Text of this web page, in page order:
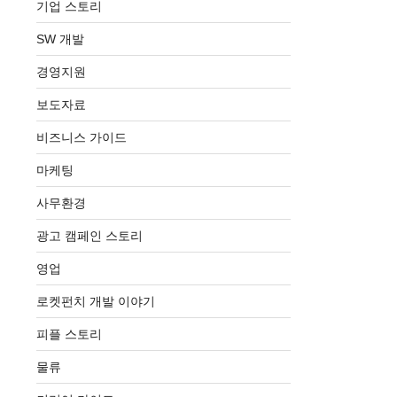
기업 스토리
SW 개발
경영지원
보도자료
비즈니스 가이드
마케팅
사무환경
광고 캠페인 스토리
영업
로켓펀치 개발 이야기
피플 스토리
물류